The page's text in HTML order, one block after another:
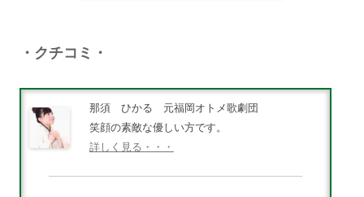
・クチコミ・
那須 ひかる 元福岡オトメ歌劇団
笑顔の素敵な優しい方です。
詳しく見る・・・